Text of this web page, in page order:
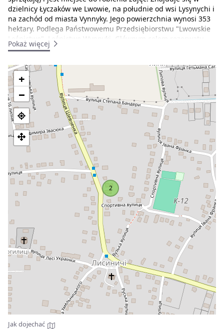
dzielnicy Łyczaków we Lwowie, na południe od wsi Lysynychi i
na zachód od miasta Vynnyky. Jego powierzchnia wynosi 353
hektary. Podlega Państwowemu Przedsiębiorstwu "Lwowskie
Leśnictwo", Leśnictwo Wynnyki. Głównym celem rezerwatu
jest zachowanie cennych lasów bukowych, dębowych,
Rezerwat został założony w 1984 roku. Cały teren
charakteryzuje się malowniczymi krajobrazami. Patrząc na
stare mapy można zauważyć, że znajdował się tam
kamieniołom. W 2018 roku polski profesor Krzysztof Duda
zdigitalizował dziedzictwo fotograficzne lwowskiego fotografa
Józefa Treśki. Kamienie z Czortowskich Skał były
wykorzystywane do budowy domów i dróg we Lwowie. W 1911
r. we wsi Łysynyczi zbudowano piramidę z krzyżem,
poświęconą Tarasowi Szewczence (jeden z pierwszych
pomników poety w Ukrainie). Popiersie zostało zainstalowane
później, w 1961 roku.
W czasach książęcych Diabelskie Skały służyły jako strażnica.
W połowie XIX wieku Izydor Szaraniewicz, badacz historii
księstwa, twierdził, że pierwotny Lwów musiał leżeć na
Diabelskiej Skale, ponieważ było to najwyższe miejsce, z
którego można było zobaczyć wszystko. Skały mają do 20
metrów wysokości. Oczywiście skały były większe, ale przez
wieki były wydobywane. Zimą 1918 roku w okolicach urwiska
walczyły oddziały grupy Wostok, a okopy pozostały do dziś.
Ludwik Zieliński pisał, że na tym terenie znajdowały się ruiny
pogańskiego zamku z XVII wieku. W drugiej połowie XIX wieku
pod skałą zakonnice wybudowały klasztor. Lokalne źródła
wspominają o pierwszym klasztorze, zbudowanym w 1595
roku przez siostry Szaripowskie z Kołomyi.
Pokaż więcej
2
+
−
Jak dojechać